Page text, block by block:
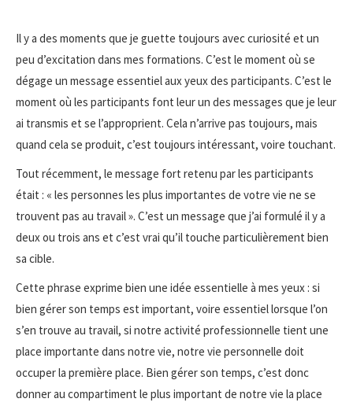
Il y a des moments que je guette toujours avec curiosité et un
peu d’excitation dans mes formations. C’est le moment où se
dégage un message essentiel aux yeux des participants. C’est le
moment où les participants font leur un des messages que je leur
ai transmis et se l’approprient. Cela n’arrive pas toujours, mais
quand cela se produit, c’est toujours intéressant, voire touchant.
Tout récemment, le message fort retenu par les participants
était : « les personnes les plus importantes de votre vie ne se
trouvent pas au travail ». C’est un message que j’ai formulé il y a
deux ou trois ans et c’est vrai qu’il touche particulièrement bien
sa cible.
Cette phrase exprime bien une idée essentielle à mes yeux : si
bien gérer son temps est important, voire essentiel lorsque l’on
s’en trouve au travail, si notre activité professionnelle tient une
place importante dans notre vie, notre vie personnelle doit
occuper la première place. Bien gérer son temps, c’est donc
donner au compartiment le plus important de notre vie la place